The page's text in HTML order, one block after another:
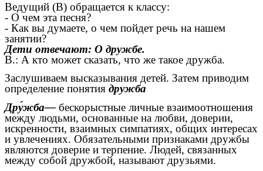
Ведущий (В) обращается к классу:
- О чем эта песня?
- Как вы думаете, о чем пойдет речь на нашем
занятии?
Дети отвечают: О дружбе.
В.: А кто может сказать, что же такое дружба.
Заслушиваем высказывания детей. Затем приводим
определение понятия дружба
Дру́жба— бескорыстные личные взаимоотношения
между людьми, основанные на любви, доверии,
искренности, взаимных симпатиях, общих интересах
и увлечениях. Обязательными признаками дружбы
являются доверие и терпение. Людей, связанных
между собой дружбой, называют друзьями.